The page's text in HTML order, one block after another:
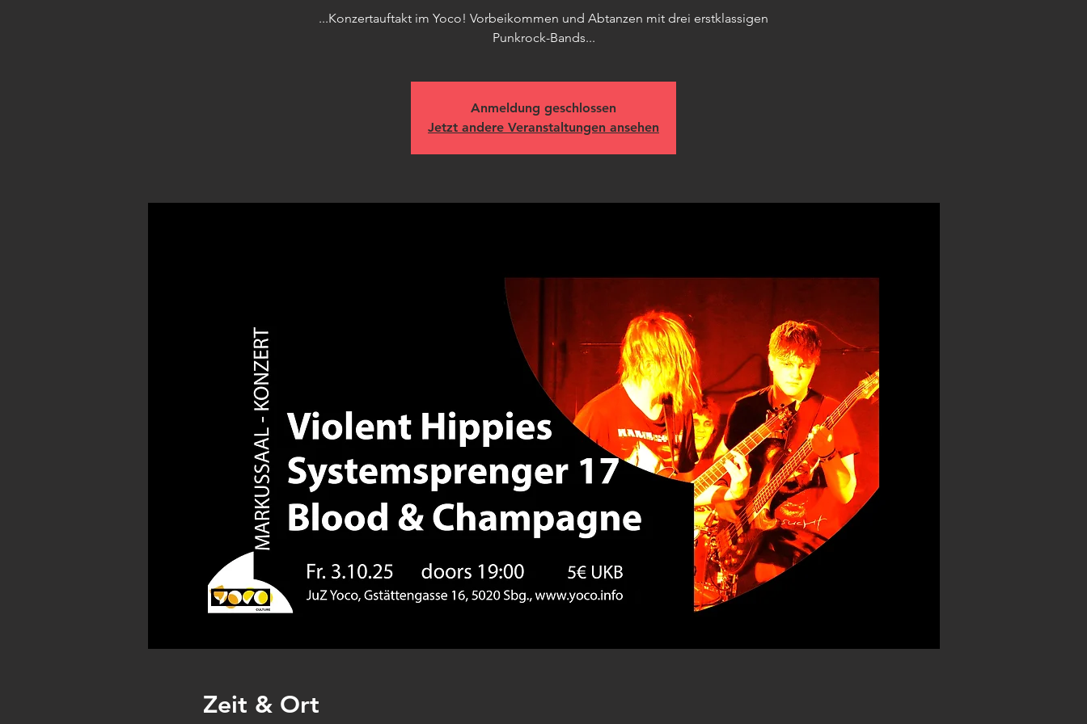
...Konzertauftakt im Yoco! Vorbeikommen und Abtanzen mit drei erstklassigen
Punkrock-Bands...
Anmeldung geschlossen
Jetzt andere Veranstaltungen ansehen
Zeit & Ort